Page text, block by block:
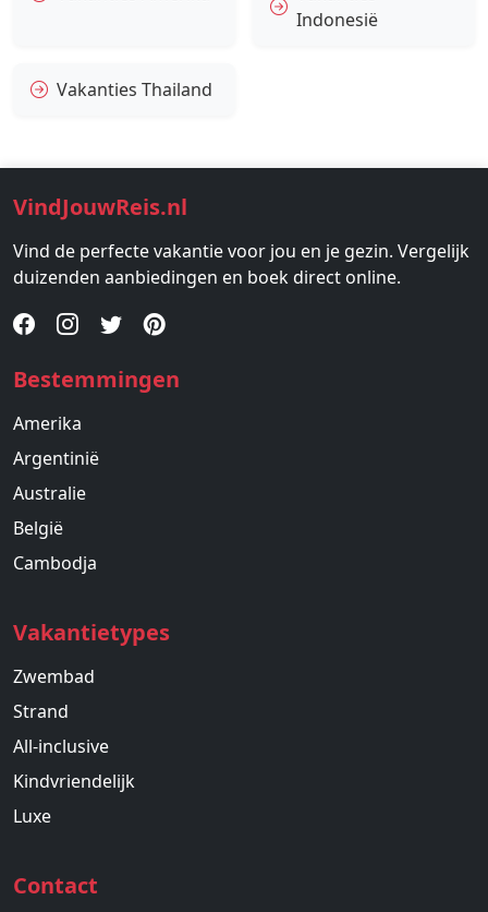
Indonesië
Vakanties Thailand
VindJouwReis.nl
Vind de perfecte vakantie voor jou en je gezin. Vergelijk
duizenden aanbiedingen en boek direct online.
Bestemmingen
Amerika
Argentinië
Australie
België
Cambodja
Vakantietypes
Zwembad
Strand
All-inclusive
Kindvriendelijk
Luxe
Contact